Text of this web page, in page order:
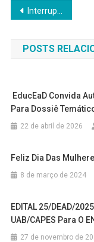
Navegação
de
Post
Interrupção de Energia
POSTS
EducEaD Convida
Para Dossiê
22 de abril de 2026
Feliz Dia Das
8 de março de 2024
EDITAL 25/DEAD/
UAB/CAPES Para O
27 de novembro de